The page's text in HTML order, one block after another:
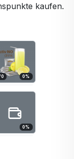
kaufen.
0%
0%